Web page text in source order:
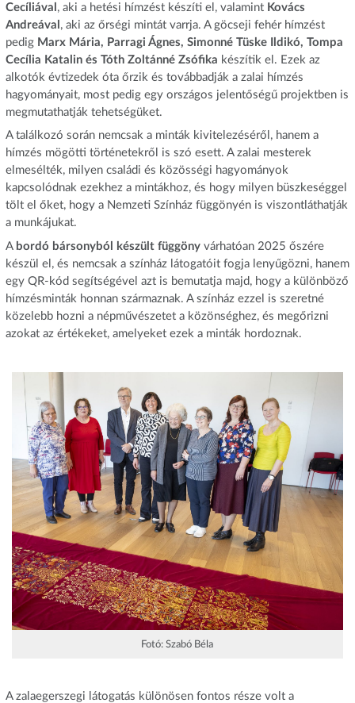
Cecíliával , aki a hetési hímzést készíti el, valamint Kovács
Andreával , aki az őrségi mintát varrja. A göcseji fehér hímzést
pedig Marx Mária, Parragi Ágnes, Simonné Tüske Ildikó, Tompa
Cecília Katalin és Tóth Zoltánné Zsófika készítik el. Ezek az
alkotók évtizedek óta őrzik és továbbadják a zalai hímzés
hagyományait, most pedig egy országos jelentőségű projektben is
megmutathatják tehetségüket.
A találkozó során nemcsak a minták kivitelezéséről, hanem a
hímzés mögötti történetekről is szó esett. A zalai mesterek
elmesélték, milyen családi és közösségi hagyományok
kapcsolódnak ezekhez a mintákhoz, és hogy milyen büszkeséggel
tölt el őket, hogy a Nemzeti Színház függönyén is viszontláthatják
a munkájukat.
A bordó bársonyból készült függönyvárhatóan 2025 őszére
készül el, és nemcsak a színház látogatóit fogja lenyűgözni, hanem
egy QR-kód segítségével azt is bemutatja majd, hogy a különböző
hímzésminták honnan származnak. A színház ezzel is szeretné
közelebb hozni a népművészetet a közönséghez, és megőrizni
azokat az értékeket, amelyeket ezek a minták hordoznak.
Fotó: Szabó Béla
A zalaegerszegi látogatás különösen fontos része volt a